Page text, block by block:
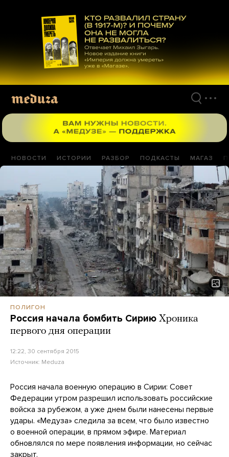
материалам
НОВОСТИ ИСТОРИИ РАЗБОР ПОДКАСТЫ МАГАЗ
ПОЛИГОН
Россия начала бомбить Сирию Хроника
первого дня операции
12:22, 30 сентября 2015
Источник: Meduza
Россия начала военную операцию в Сирии: Совет
Федерации утром разрешил использовать российские
войска за рубежом, а уже днем были нанесены первые
удары. «Медуза» следила за всем, что было известно
о военной операции, в прямом эфире. Материал
обновлялся по мере появления информации, но сейчас
закрыт.